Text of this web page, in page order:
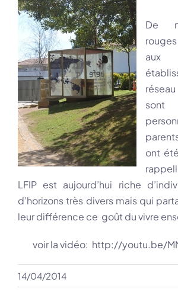
De
aux
sont
ont
LFIP est aujourd’hui riche
d’horizons très divers mais qui
leur différence ce goût du vivre
voir la vidéo: http://youtu.be/
14/04/2014